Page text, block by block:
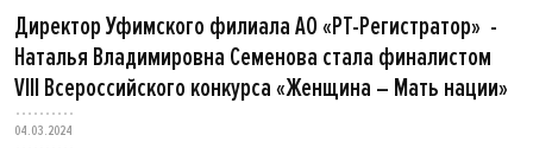
Директор Уфимского филиала АО «РТ-Регистратор» -
Наталья Владимировна Семенова стала финалистом
VIII Всероссийского конкурса «Женщина – Мать нации»
04.03.2024